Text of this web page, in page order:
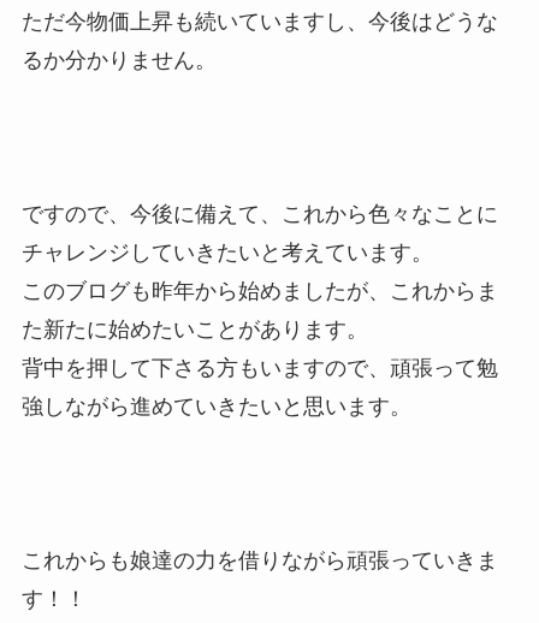
ただ今物価上昇も続いていますし、今後はどうな
るか分かりません。
ですので、今後に備えて、これから色々なことに
チャレンジしていきたいと考えています。
このブログも昨年から始めましたが、これからま
た新たに始めたいことがあります。
背中を押して下さる方もいますので、頑張って勉
強しながら進めていきたいと思います。
これからも娘達の力を借りながら頑張っていきま
す！！